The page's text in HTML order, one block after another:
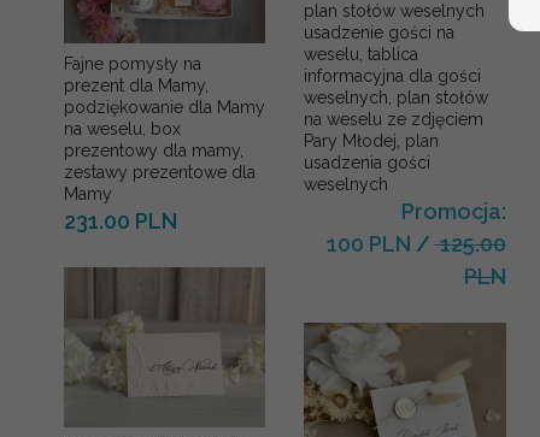
Fajne pomysły na
prezent dla Mamy,
podziękowanie dla Mamy
na weselu, box
prezentowy dla mamy,
zestawy prezentowe dla
Mamy
231.00 PLN
plan stołów weselnych
usadzenie gości na
weselu, tablica
informacyjna dla gości
weselnych, plan stołów
na weselu ze zdjęciem
Pary Młodej, plan
usadzenia gości
weselnych
Promocja:
100 PLN /125.00
PLN